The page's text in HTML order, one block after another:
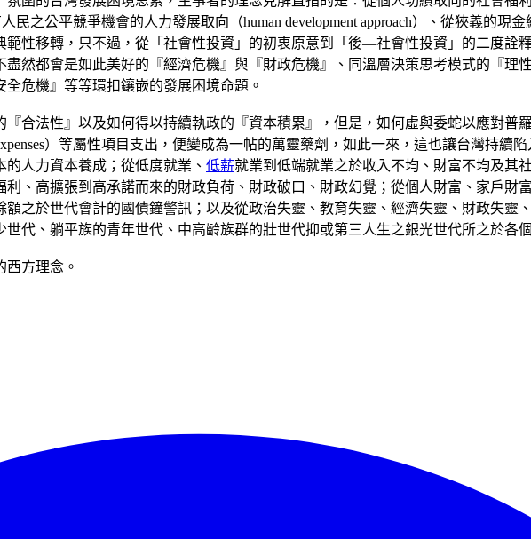
民之公平競爭機會的人力發展取向（human development approach）、從狹義的現
性移轉，只不過，從「社會性投資」的初衷原意到「後—社會性投資」的二度詮
然都會是如此美好的『經濟危機』與『財政危機』、同溫層決策思考模式的『理
危機』等等環扣鑲嵌的發展困境命題。
合法性』以及如何得以持續執政的『資本積累』，但是，如何虛與委蛇以應對普
）等屬性項目支出，便變成為一帖的萬靈藥劑，如此一來，這也讓台灣持續
人力資本養成；從低度就業、 低薪就業到低端就業之於收入不均、財富不均及其
、高擴張到高承諾而來的財政負荷、財政破口、財政幻覺；從個人財富、家戶財
之於世代會計的國債鐘警訊；以及從政治失靈、教育失靈、經濟失靈、財政失靈
代、躺平族的青年世代、中高齡族群的壯世代抑或第三人生之銀光世代所之於各
方理念。